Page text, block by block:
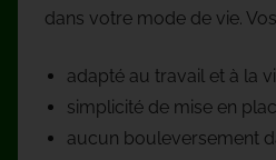
dans votre mode de vie.
adapté au travail et à la
simplicité de mise en
aucun bouleversement